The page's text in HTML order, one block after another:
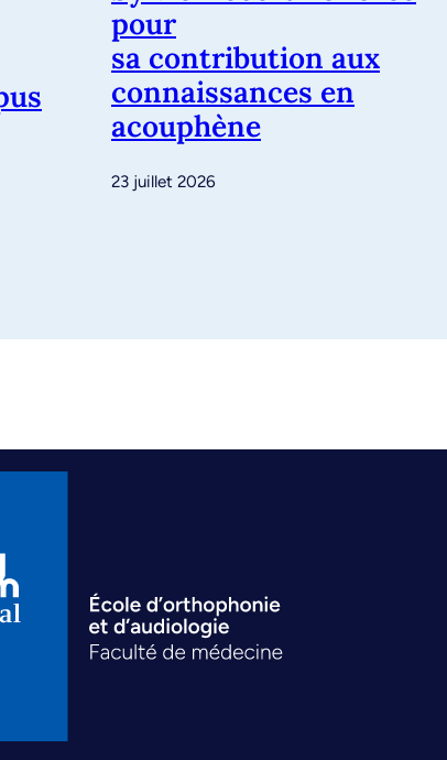
pour
sa contribution aux
connaissances en
acouphène
23 juillet 2026